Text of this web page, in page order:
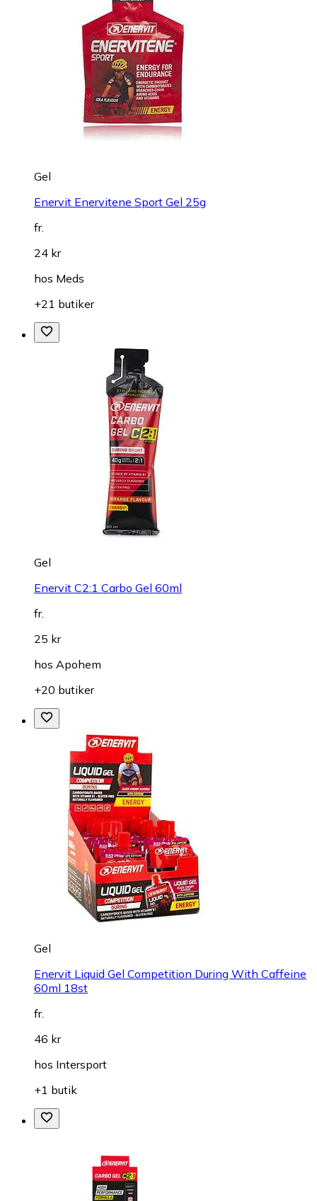
Gel
Enervit Enervitene Sport Gel 25g
fr.
24 kr
hos Meds
+21 butiker
Gel
Enervit C2:1 Carbo Gel 60ml
fr.
25 kr
hos Apohem
+20 butiker
Gel
Enervit Liquid Gel Competition During With Caffeine
60ml 18st
fr.
46 kr
hos Intersport
+1 butik